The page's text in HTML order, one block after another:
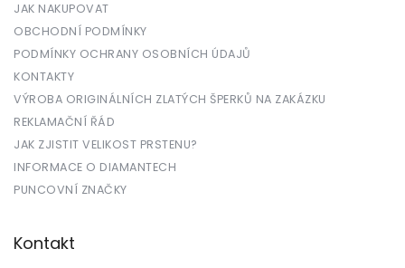
JAK NAKUPOVAT
OBCHODNÍ PODMÍNKY
PODMÍNKY OCHRANY OSOBNÍCH ÚDAJŮ
KONTAKTY
VÝROBA ORIGINÁLNÍCH ZLATÝCH ŠPERKŮ NA ZAKÁZKU
REKLAMAČNÍ ŘÁD
JAK ZJISTIT VELIKOST PRSTENU?
INFORMACE O DIAMANTECH
PUNCOVNÍ ZNAČKY
Kontakt